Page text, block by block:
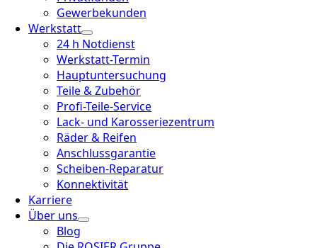
Gewerbekunden
Werkstatt
24 h Notdienst
Werkstatt-Termin
Hauptuntersuchung
Teile & Zubehör
Profi-Teile-Service
Lack- und Karosseriezentrum
Räder & Reifen
Anschlussgarantie
Scheiben-Reparatur
Konnektivität
Karriere
Über uns
Blog